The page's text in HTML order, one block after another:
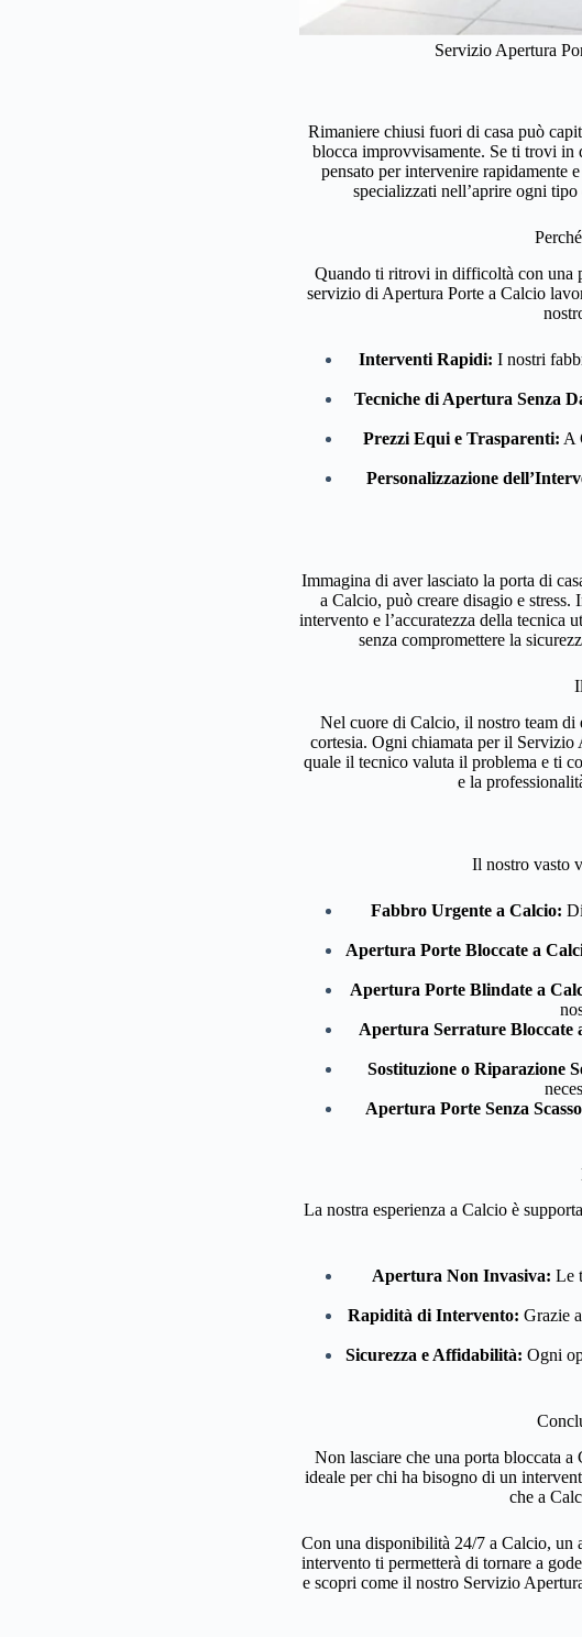
Servizio Apertura
Rimaniere chiusi fuori di casa può
blocca improvvisamente. Se ti trovi in
pensato per intervenire rapidamente
specializzati nell’aprire ogni
Quando ti ritrovi in difficoltà con una
servizio di Apertura Porte a Calcio
Interventi Rapidi: I nostri
Tecniche di Apertura Senza
Prezzi Equi e Trasparenti: A
Personalizzazione
Immagina di aver lasciato la porta di
a Calcio, può creare disagio e
intervento e l’accuratezza della
senza compromettere la
Nel cuore di Calcio, il nostro team di
cortesia. Ogni chiamata per il Servizio
quale il tecnico valuta il problema e ti
e la
Il nostro vasto
Fabbro Urgente a Calcio:
Apertura Porte Bloccate a
Apertura Porte Blindate a
Apertura Serrature Bloccate
Sostituzione o Riparazione
Apertura Porte Senza
La nostra esperienza a Calcio è
Apertura Non Invasiva: Le
Rapidità di Intervento: Grazie
Sicurezza e Affidabilità: Ogni
Non lasciare che una porta bloccata
ideale per chi ha bisogno di un
che a
Con una disponibilità 24/7 a Calcio, un
intervento ti permetterà di tornare a
e scopri come il nostro Servizio